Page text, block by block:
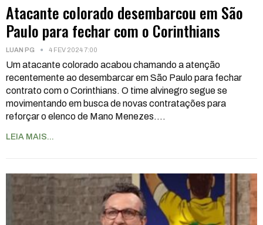
Atacante colorado desembarcou em São
Paulo para fechar com o Corinthians
LUAN PG 4 FEV 2024 7:00
Um atacante colorado acabou chamando a atenção
recentemente ao desembarcar em São Paulo para fechar
contrato com o Corinthians. O time alvinegro segue se
movimentando em busca de novas contratações para
reforçar o elenco de Mano Menezes. …
LEIA MAIS...